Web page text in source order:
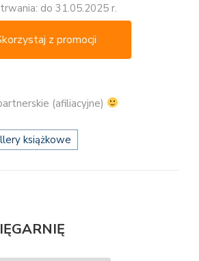
do 31.05.2025 r.
z promocji
(afiliacyjne)
książkowe